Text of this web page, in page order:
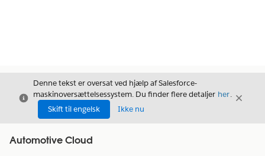
Luk
Denne tekst er oversat ved hjælp af Salesforce-
maskinoversættelsessystem. Du finder flere detaljer her.
Skift til engelsk
Ikke nu
Luk
Automotive Cloud